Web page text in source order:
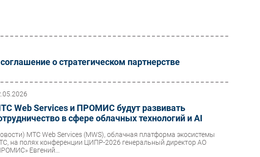
о стратегическом партнерстве
Web Services и ПРОМИС будут развивать
в сфере облачных технологий и AI
MTC Web Services (MWS), облачная платформа экосистемы
на полях конференции ЦИПР-2026 генеральный директор АО
Евгений...